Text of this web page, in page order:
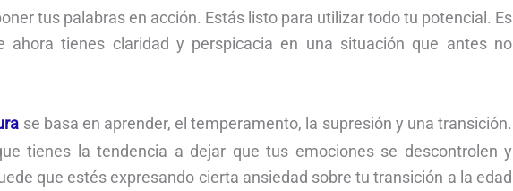
tus palabras en acción. Estás listo para utilizar todo tu potencial. Es
ahora tienes claridad y perspicacia en una situación que antes no
se basa en aprender, el temperamento, la supresión y una transición.
tienes la tendencia a dejar que tus emociones se descontrolen y
que estés expresando cierta ansiedad sobre tu transición a la edad